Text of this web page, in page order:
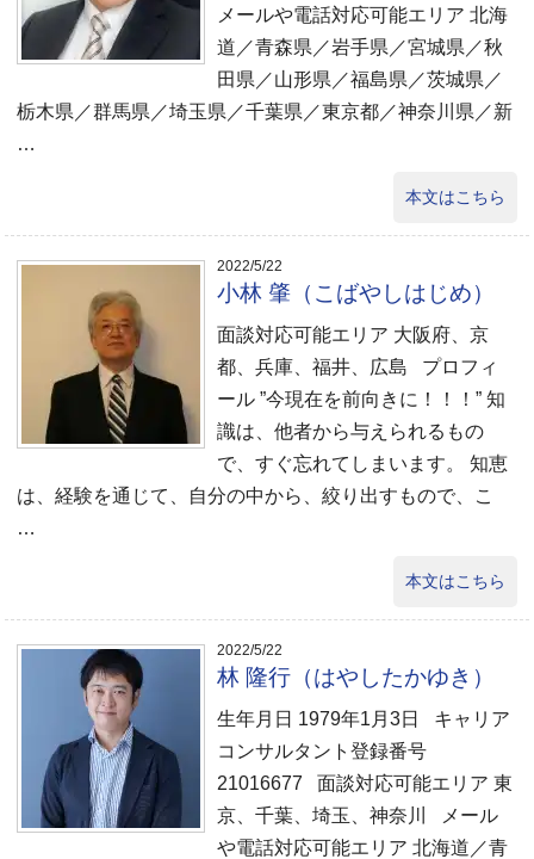
メールや電話対応可能エリア 北海
道／青森県／岩手県／宮城県／秋
田県／山形県／福島県／茨城県／
栃木県／群馬県／埼玉県／千葉県／東京都／神奈川県／新
…
本文はこちら
2022/5/22
小林 肇（こばやしはじめ）
面談対応可能エリア 大阪府、京
都、兵庫、福井、広島 プロフィ
ール ”今現在を前向きに！！！” 知
識は、他者から与えられるもの
で、すぐ忘れてしまいます。 知恵
は、経験を通じて、自分の中から、絞り出すもので、こ
…
本文はこちら
2022/5/22
林 隆行（はやしたかゆき）
生年月日 1979年1月3日 キャリア
コンサルタント登録番号
21016677 面談対応可能エリア 東
京、千葉、埼玉、神奈川 メール
や電話対応可能エリア 北海道／青